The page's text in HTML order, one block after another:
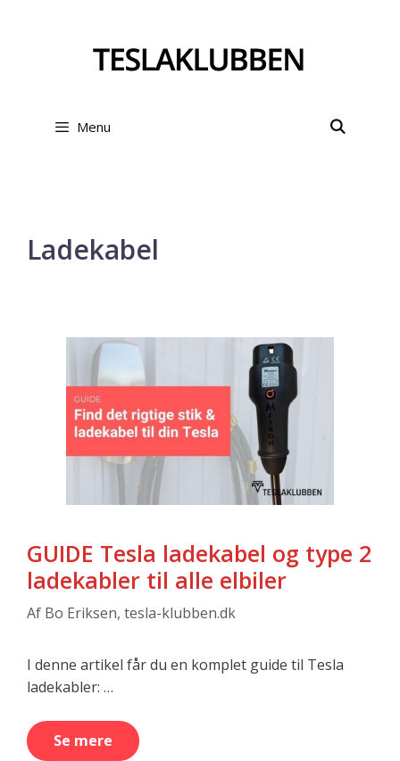
Menu
Ladekabel
GUIDE Tesla ladekabel og type 2
ladekabler til alle elbiler
Af Bo Eriksen, tesla-klubben.dk
I denne artikel får du en komplet guide til Tesla
ladekabler: …
Se mere